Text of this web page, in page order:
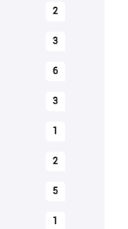
2
3
6
3
1
2
5
1